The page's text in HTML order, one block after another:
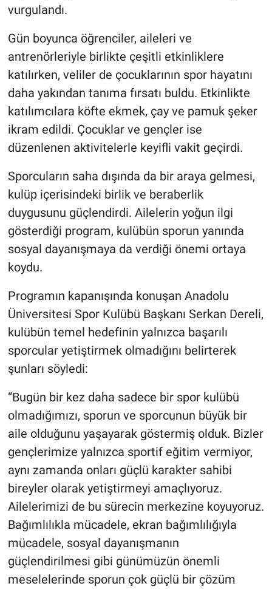
vurgulandı.
Gün boyunca öğrenciler, aileleri ve
antrenörleriyle birlikte çeşitli etkinliklere
katılırken, veliler de çocuklarının spor hayatını
daha yakından tanıma fırsatı buldu. Etkinlikte
katılımcılara köfte ekmek, çay ve pamuk şeker
ikram edildi. Çocuklar ve gençler ise
düzenlenen aktivitelerle keyifli vakit geçirdi.
Sporcuların saha dışında da bir araya gelmesi,
kulüp içerisindeki birlik ve beraberlik
duygusunu güçlendirdi. Ailelerin yoğun ilgi
gösterdiği program, kulübün sporun yanında
sosyal dayanışmaya da verdiği önemi ortaya
koydu.
Programın kapanışında konuşan Anadolu
Üniversitesi Spor Kulübü Başkanı Serkan Dereli,
kulübün temel hedefinin yalnızca başarılı
sporcular yetiştirmek olmadığını belirterek
şunları söyledi:
“Bugün bir kez daha sadece bir spor kulübü
olmadığımızı, sporun ve sporcunun büyük bir
aile olduğunu yaşayarak göstermiş olduk. Bizler
gençlerimize yalnızca sportif eğitim vermiyor,
aynı zamanda onları güçlü karakter sahibi
bireyler olarak yetiştirmeyi amaçlıyoruz.
Ailelerimizi de bu sürecin merkezine koyuyoruz.
Bağımlılıkla mücadele, ekran bağımlılığıyla
mücadele, sosyal dayanışmanın
güçlendirilmesi gibi günümüzün önemli
meselelerinde sporun çok güçlü bir çözüm